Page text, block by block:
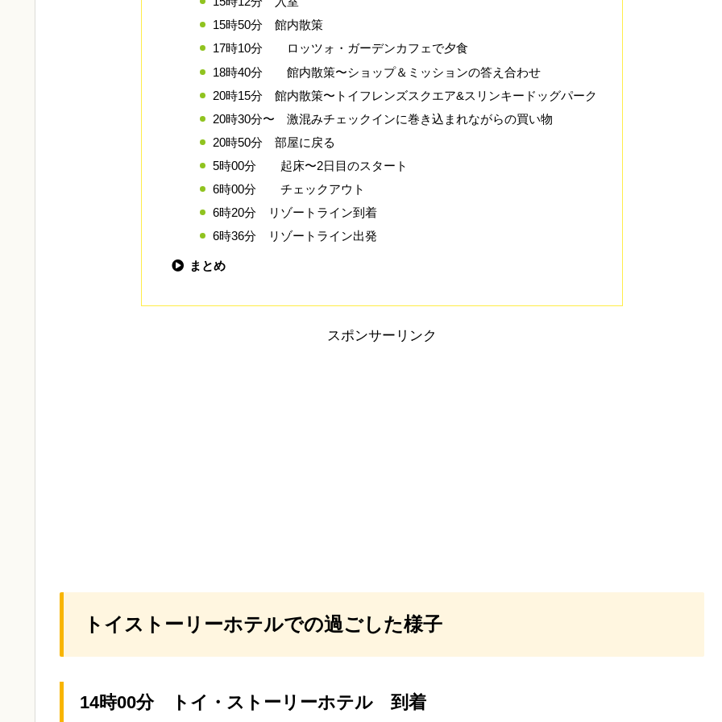
15時50分 館内散策
17時10分 ロッツォ・ガーデンカフェで夕食
18時40分 館内散策〜ショップ＆ミッションの答え合わせ
20時15分 館内散策〜トイフレンズスクエア&スリンキードッグパーク
20時30分〜 激混みチェックインに巻き込まれながらの買い物
20時50分 部屋に戻る
5時00分 起床〜2日目のスタート
6時00分 チェックアウト
6時20分 リゾートライン到着
6時36分 リゾートライン出発
まとめ
スポンサーリンク
トイストーリーホテルでの過ごした様子
14時00分 トイ・ストーリーホテル 到着